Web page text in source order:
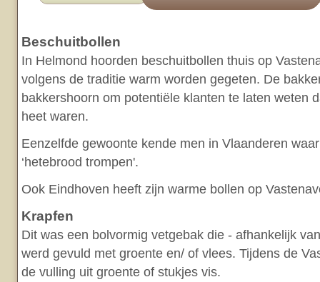
Beschuitbollen
In Helmond hoorden beschuitbollen thuis op
volgens de traditie warm worden gegeten. De
bakkershoorn om potentiële klanten te laten weten
heet waren.
Eenzelfde gewoonte kende men in Vlaanderen
‘hetebrood trompen'.
Ook Eindhoven heeft zijn warme bollen op
Krapfen
Dit was een bolvormig vetgebak die - afhankelijk
werd gevuld met groente en/ of vlees. Tijdens de
de vulling uit groente of stukjes vis.